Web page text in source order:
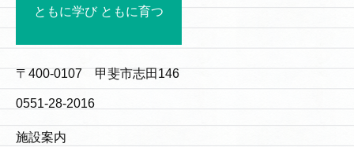
ともに学び ともに育つ
〒400-0107 甲斐市志田146
0551-28-2016
施設案内